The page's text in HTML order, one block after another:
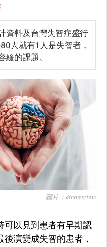
資料及台灣失智症盛行
人就有1人是失智者，
緩的課題。
圖片：dreamstime
可以見到患者有早期認
演變成失智的患者，